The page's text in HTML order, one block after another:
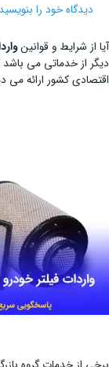
دیدگاه‌ خود را بنویسید
آیا از شرایط و قوانین
دیگر از خدماتی می باشد
اقتصادی کشور ارائه می